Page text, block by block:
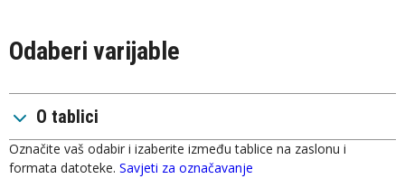
Odaberi varijable
O tablici
Označite vaš odabir i izaberite između tablice na zaslonu i
formata datoteke. Savjeti za označavanje